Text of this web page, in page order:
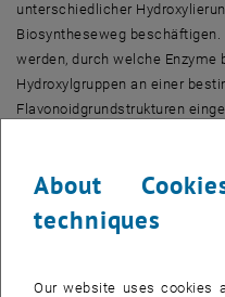
unterschiedlicher
Biosyntheseweg
werden, durch welche Enzyme
Hydroxylgruppen an einer
Flavonoidgrundstrukturen
Flavonoide (der Name leitet
gelb ab und berücksichtigt
sind wichtige sogenannte
About
techniques
Our website uses cookies